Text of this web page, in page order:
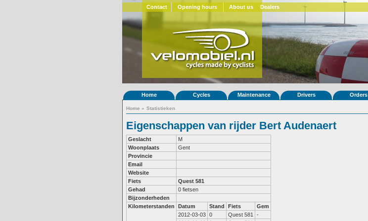
Contact Opening hours About us Dealers
Home Cycles Maintenance Drivers Orders
Home » Statistieken
Eigenschappen van rijder Bert Audenaert
Geslacht
M
Woonplaats
Gent
Provincie
Email
Website
Fiets
Quest 581
Gehad
0 fietsen
Bijzonderheden
Kilometerstanden
Datum Stand Fiets
Gem
2012-03-03 0 Quest 581
-